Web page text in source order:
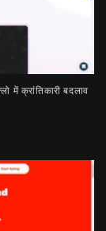
क्रांतिकारी बदलाव